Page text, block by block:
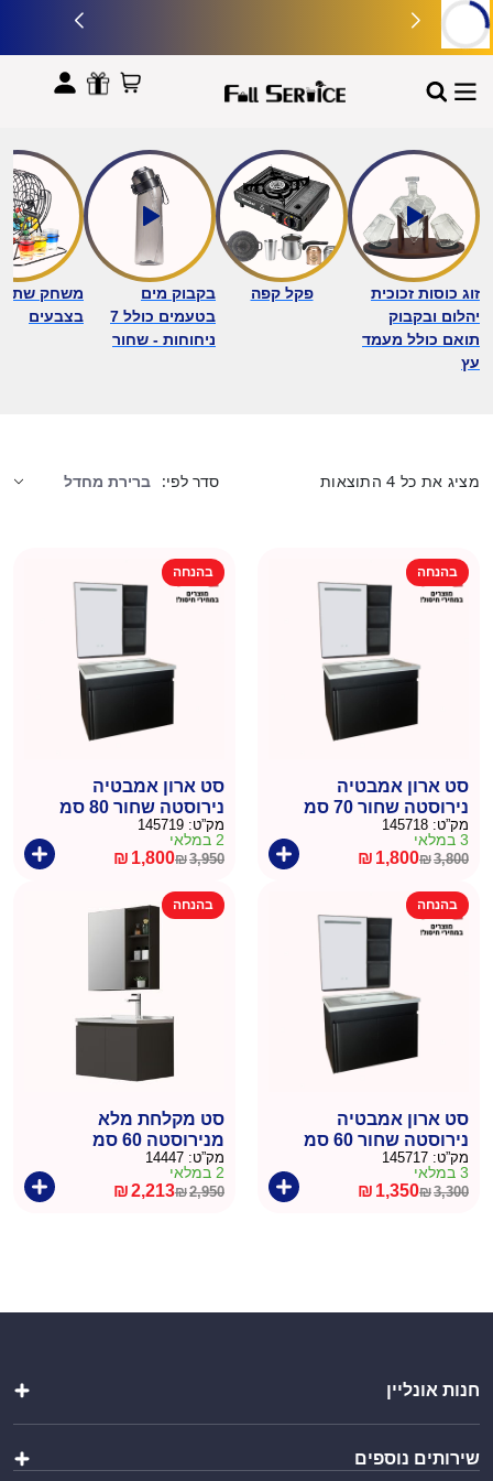
לתוכן
זוג כוסות זכוכית
יהלום ובקבוק
תואם כולל מעמד
עץ
פקל קפה
בקבוק מים
בטעמים כולל 7
ניחוחות - שחור
משחק שתייה
בצבעים
מציג את כל 4 התוצאות סדר לפי:
בהנחה
סט ארון אמבטיה
נירוסטה שחור 70 סמ
מק”ט: 145718
3 במלאי
₪3,800
המחיר
המקורי
היה:
₪ 1,800
המחיר
הנוכחי
הוא:
בהנחה
סט ארון אמבטיה
נירוסטה שחור 80 סמ
מק”ט: 145719
2 במלאי
₪3,950
המחיר
המקורי
היה:
₪ 1,800
המחיר
הנוכחי
הוא:
בהנחה
סט ארון אמבטיה
נירוסטה שחור 60 סמ
מק”ט: 145717
3 במלאי
₪3,300
המחיר
₪ 1,350
המחיר
בהנחה
סט מקלחת מלא
מנירוסטה 60 סמ
מק”ט: 14447
2 במלאי
₪2,950
המחיר
₪2,213
המחיר
חנות אונליין
כלי אוכל ושתייה
שירותים נוספים